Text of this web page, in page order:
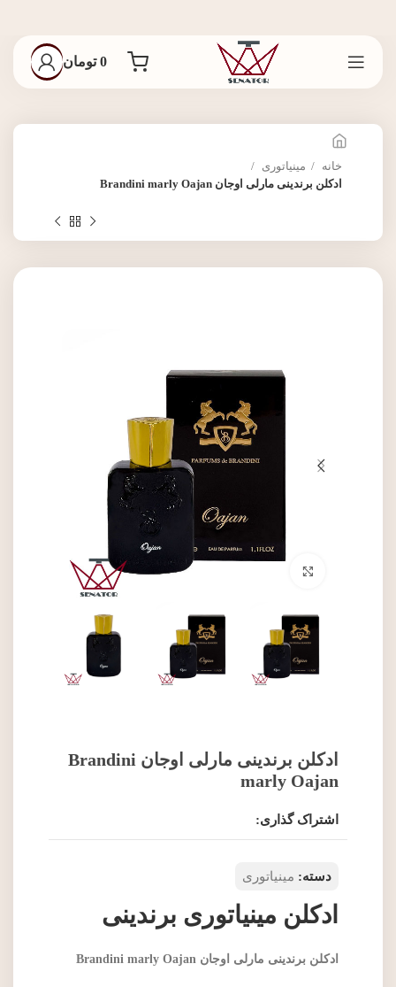
0 تومان
خانه
مینیاتوری
ادکلن برندینی مارلی اوجان Brandini marly Oajan
برای بزرگنمایی کلیک کنید
ادکلن برندینی مارلی اوجان Brandini
marly Oajan
اشتراک گذاری:
دسته: مینیاتوری
ادکلن مینیاتوری برندینی
ادکلن برندینی مارلی اوجان Brandini marly Oajan